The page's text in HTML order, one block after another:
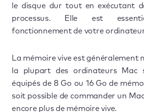
le disque dur tout en exécutant
processus. Elle est
fonctionnement de votre
La mémoire vive est généralement
la plupart des ordinateurs Mac
équipés de 8 Go ou 16 Go de
soit possible de commander un
encore plus de mémoire vive.